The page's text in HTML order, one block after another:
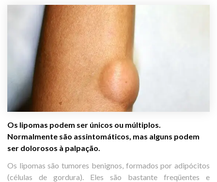
Os lipomas podem ser únicos ou múltiplos.
Normalmente são assintomáticos, mas alguns podem
ser dolorosos à palpação.
Os lipomas são tumores benignos, formados por adipócitos
(células de gordura). Eles são bastante freqüentes e